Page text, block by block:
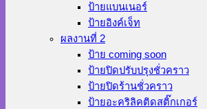
ป้ายแบนเนอร์
ป้ายอิงค์เจ็ท
ผลงานที่ 2
ป้าย coming soon
ป้ายปิดปรับปรุงชั่วคราว
ป้ายปิดร้านชั่วคราว
ป้ายอะคริลิคติดสติ๊กเกอร์